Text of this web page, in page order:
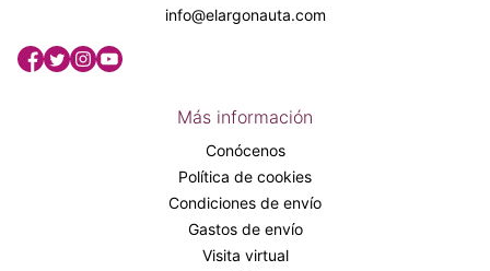
info@elargonauta.com
Más información
Conócenos
Política de cookies
Condiciones de envío
Gastos de envío
Visita virtual